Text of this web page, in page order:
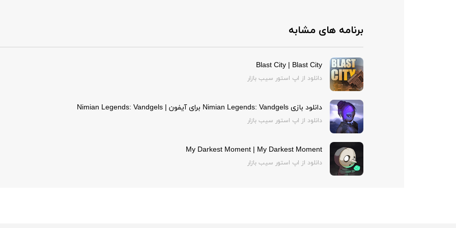
برنامه های مشابه
Blast City | Blast City
دانلود از اپ استور سیب بازار
دانلود بازی Nimian Legends: Vandgels برای آیفون | Nimian Legends: Vandgels
دانلود از اپ استور سیب بازار
My Darkest Moment | My Darkest Moment
دانلود از اپ استور سیب بازار